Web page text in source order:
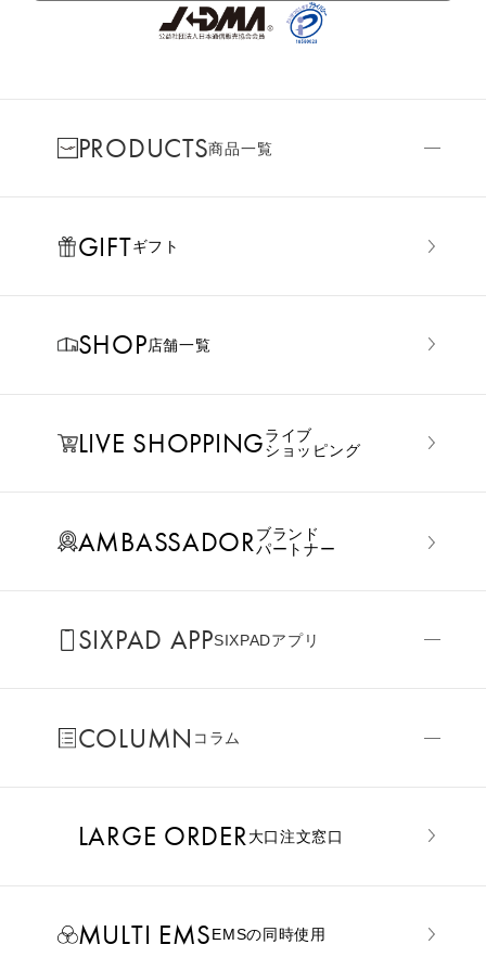
PRODUCTS商品一覧
GIFTギフト
SHOP店舗一覧
LIVE SHOPPINGライブ
ショッピング
AMBASSADORブランド
パートナー
SIXPAD APPSIXPADアプリ
COLUMN コラム
LARGE ORDER⼤⼝注⽂窓⼝
MULTI EMSEMSの同時使用